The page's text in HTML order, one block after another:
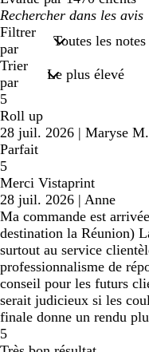
Mes
recherches
saisies
Filtrer
par
Trier
par
5
Roll up
28 juil. 2026 | Maryse M.
Parfait
5
Merci Vistaprint
28 juil. 2026 | Anne
Ma commande est
destination la Réunion)
surtout au service
professionnalisme de
conseil pour les futurs
serait judicieux si les
finale donne un rendu
5